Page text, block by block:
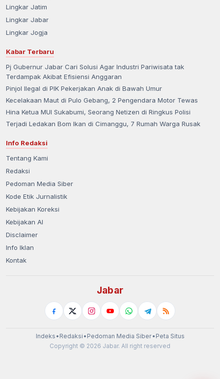
Lingkar Jatim
Lingkar Jabar
Lingkar Jogja
Kabar Terbaru
Pj Gubernur Jabar Cari Solusi Agar Industri Pariwisata tak
Terdampak Akibat Efisiensi Anggaran
Pinjol Ilegal di PIK Pekerjakan Anak di Bawah Umur
Kecelakaan Maut di Pulo Gebang, 2 Pengendara Motor Tewas
Hina Ketua MUI Sukabumi, Seorang Netizen di Ringkus Polisi
Terjadi Ledakan Bom Ikan di Cimanggu, 7 Rumah Warga Rusak
Info Redaksi
Tentang Kami
Redaksi
Pedoman Media Siber
Kode Etik Jurnalistik
Kebijakan Koreksi
Kebijakan AI
Disclaimer
Info Iklan
Kontak
Jabar
Indeks • Redaksi • Pedoman Media Siber• Peta Situs
Copyright © 2026 Jabar. All right reserved